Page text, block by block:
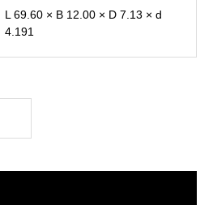
L 69.60 × B 12.00 × D 7.13 × d
4.191